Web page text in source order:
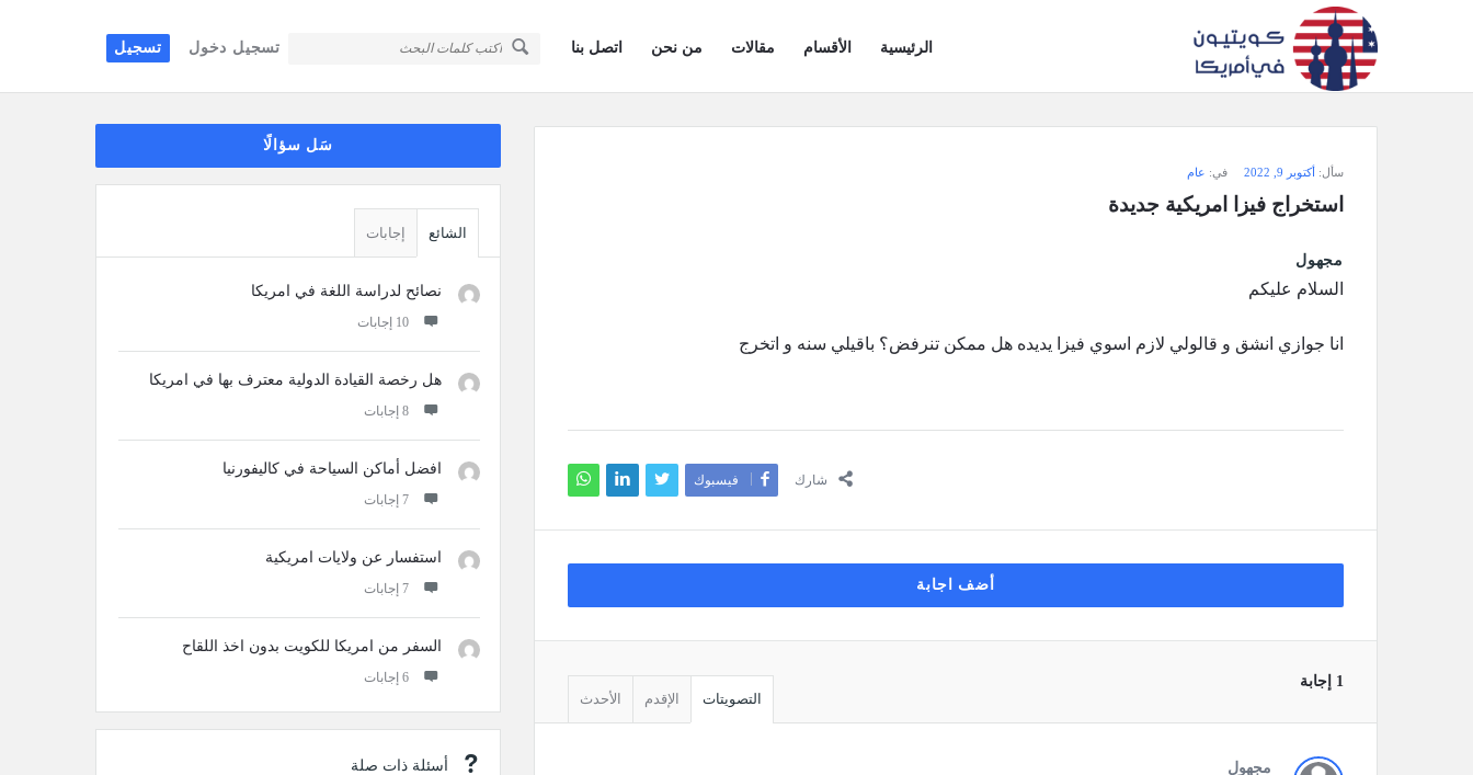
تسجيل دخول تسجيل
وجواب
كويتيون
الرئيسية الأقسام مقالات من نحن اتصل بنا
وجواب
سأل: أكتوبر 9, 2022 في: عام
استخراج فيزا امريكية جديدة
مجهول
السلام عليكم
انا جوازي انشق و قالولي لازم اسوي فيزا يديده هل ممكن تنرفض؟ باقيلي سنه و اتخرج
شارك فيسبوك
أضف اجابة
‫1 إجابة
التصويتات
الإقدم الأحدث
مجهول
سَل سؤالًا
الشائع إجابات
نصائح لدراسة اللغة في امريكا
‫10 إجابات
هل رخصة القيادة الدولية معترف بها في امريكا
‫8 إجابات
افضل أماكن السياحة في كاليفورنيا
‫7 إجابات
استفسار عن ولايات امريكية
‫7 إجابات
السفر من امريكا للكويت بدون اخذ اللقاح
‫6 إجابات
أسئلة ذات صلة